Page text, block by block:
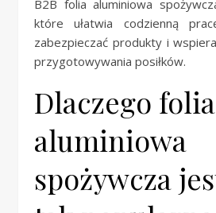
B2B folia aluminiowa
które ułatwia codzienną
zabezpieczać produkty i
przygotowywania posiłków.
Dlaczego folia
aluminiowa
spożywcza